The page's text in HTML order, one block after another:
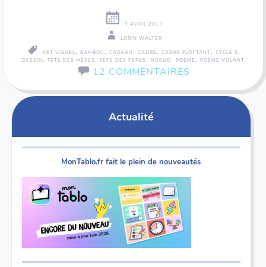
3 AVRIL 2013
LORIN WALTER
ART VISUEL, BAMBOU , CADEAU , CADRE , CADRE FLOTTANT, CYCLE 3 ,
DESSIN , FÊTE DES MÈRES, FÊTE DES PÈRES, NOEUD, POÈME , POÈME VOLANT
12 COMMENTAIRES
Actualité
MonTablo.fr fait le plein de nouveautés